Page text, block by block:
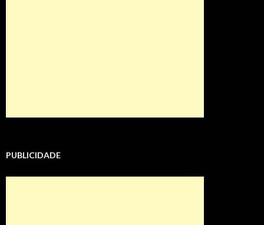
PUBLICIDADE